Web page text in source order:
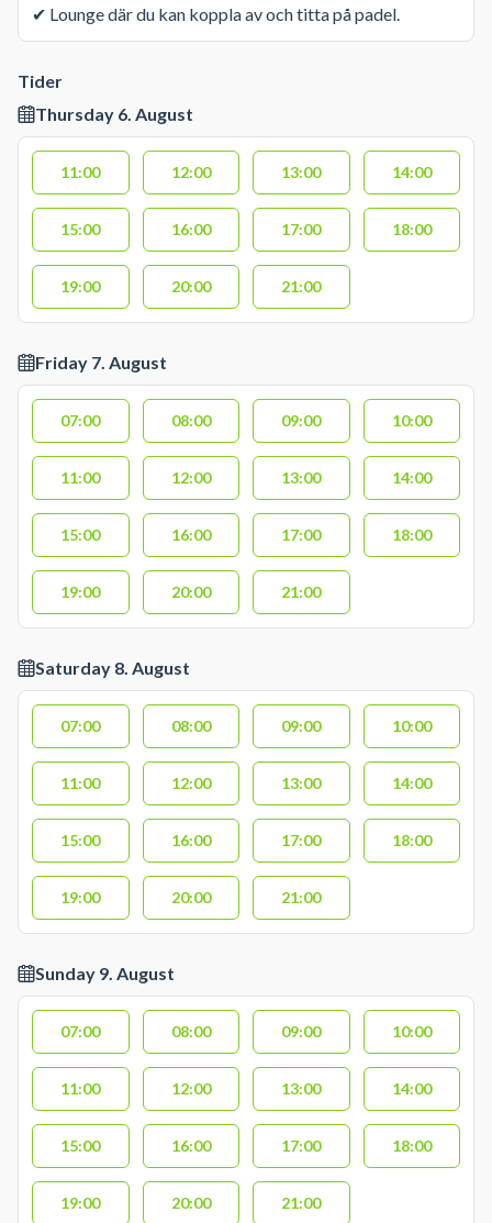
✔ Lounge där du kan koppla av och titta på padel.
Tider
Thursday 6. August
11:00 12:00 13:00 14:00
15:00 16:00 17:00 18:00
19:00 20:00 21:00
Friday 7. August
07:00 08:00 09:00 10:00
11:00 12:00 13:00 14:00
15:00 16:00 17:00 18:00
19:00 20:00 21:00
Saturday 8. August
07:00 08:00 09:00 10:00
11:00 12:00 13:00 14:00
15:00 16:00 17:00 18:00
19:00 20:00 21:00
Sunday 9. August
07:00 08:00 09:00 10:00
11:00 12:00 13:00 14:00
15:00 16:00 17:00 18:00
19:00 20:00 21:00